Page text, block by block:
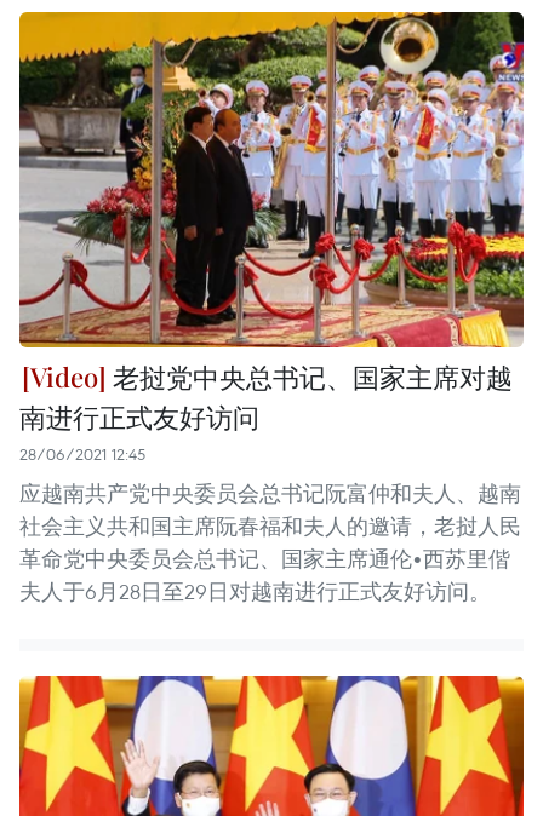
老挝党中央总书记、国家主席对越
南进行正式友好访问
28/06/2021 12:45
应越南共产党中央委员会总书记阮富仲和夫人、越南
社会主义共和国主席阮春福和夫人的邀请，老挝人民
革命党中央委员会总书记、国家主席通伦•西苏里偕
夫人于6月28日至29日对越南进行正式友好访问。